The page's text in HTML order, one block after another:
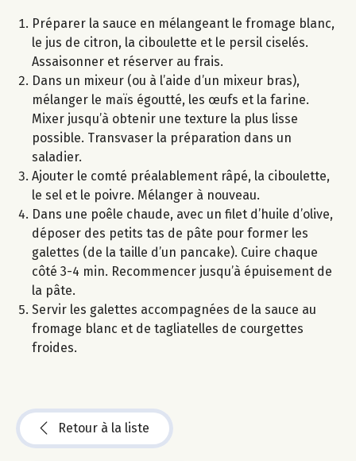
Préparer la sauce en mélangeant le fromage blanc,
le jus de citron, la ciboulette et le persil ciselés.
Assaisonner et réserver au frais.
Dans un mixeur (ou à l’aide d’un mixeur bras),
mélanger le maïs égoutté, les œufs et la farine.
Mixer jusqu’à obtenir une texture la plus lisse
possible. Transvaser la préparation dans un
saladier.
Ajouter le comté préalablement râpé, la ciboulette,
le sel et le poivre. Mélanger à nouveau.
Dans une poêle chaude, avec un filet d’huile d’olive,
déposer des petits tas de pâte pour former les
galettes (de la taille d’un pancake). Cuire chaque
côté 3-4 min. Recommencer jusqu’à épuisement de
la pâte.
Servir les galettes accompagnées de la sauce au
fromage blanc et de tagliatelles de courgettes
froides.
Retour à la liste